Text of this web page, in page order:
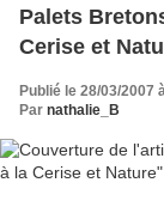
Palets
Cerise et
Publié le 28/03/2007
Par nathalie_B